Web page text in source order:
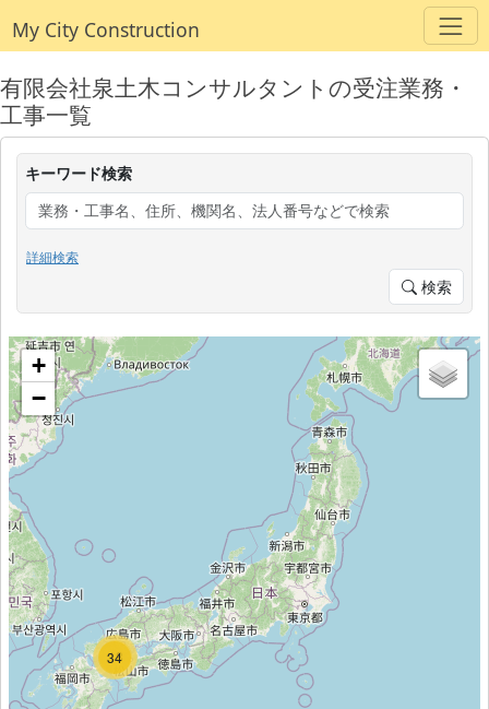
My City Construction
有限会社泉土木コンサルタントの受注業務・
工事一覧
キーワード検索
詳細検索
検索
34
18
+
−